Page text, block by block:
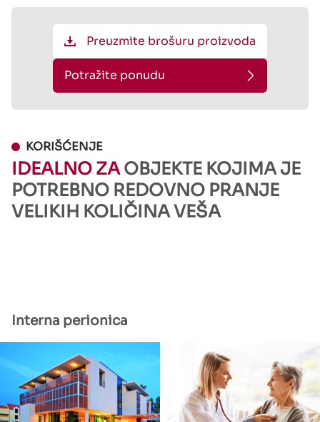
Preuzmite brošuru proizvoda
Potražite ponudu
KORIŠĆENJE
IDEALNO ZAOBJEKTE KOJIMA JE
POTREBNO REDOVNO PRANJE
VELIKIH KOLIČINA VEŠA
Interna perionica